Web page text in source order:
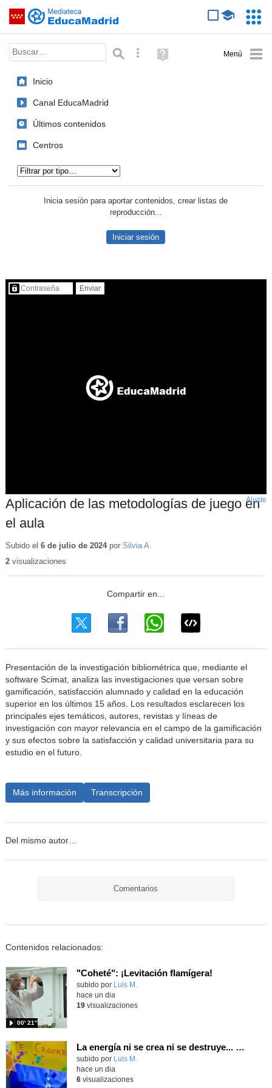
Saltar navegación
Palabra o frase: Búsqueda avanzada
Ayuda
(en
Inicio
Canal EducaMadrid
Últimos contenidos
Centros
Inicia sesión para aportar contenidos, crear listas de
reproducción...
Iniciar sesión
Contenido protegido…
Aplicación de las metodologías de juego en
el aula
Ajuste
Subido el 6 de julio de 2024por Silvia A.
2visualizaciones
Presentación de la investigación bibliométrica que, mediante el
software Scimat, analiza las investigaciones que versan sobre
gamificación, satisfacción alumnado y calidad en la educación
superior en los últimos 15 años. Los resultados esclarecen los
principales ejes temáticos, autores, revistas y líneas de
investigación con mayor relevancia en el campo de la gamificación
y sus efectos sobre la satisfacción y calidad universitaria para su
estudio en el futuro.
Más información Transcripción
Del mismo autor…
Comentarios
Contenidos relacionados:
"Coheté": ¡Levitación flamígera!
Contenido educativo.
subido por Luis M.
00′ 21″
hace un dia
19visualizaciones
La energía ni se crea ni se destruye... ¡se experimenta! El Tierno en la Feria Madrid es Ciencia 2026
Contenido educativo.
subido por Luis M.
hace un dia
6visualizaciones